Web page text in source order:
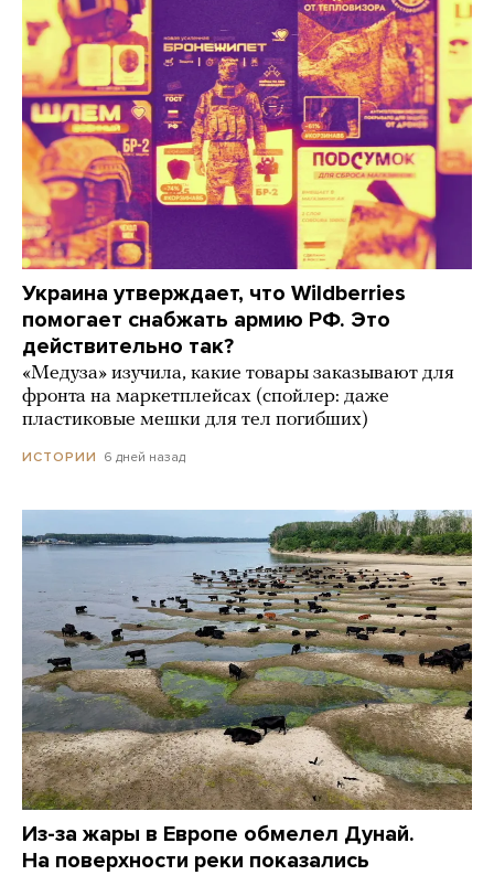
Украина утверждает, что Wildberries
помогает снабжать армию РФ. Это
действительно так?
«Медуза» изучила, какие товары заказывают для
фронта на маркетплейсах (спойлер: даже
пластиковые мешки для тел погибших)
ИСТОРИИ 6 дней назад
Из-за жары в Европе обмелел Дунай.
На поверхности реки показались